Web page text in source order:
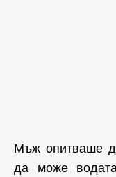
Мъж опитваше
да може